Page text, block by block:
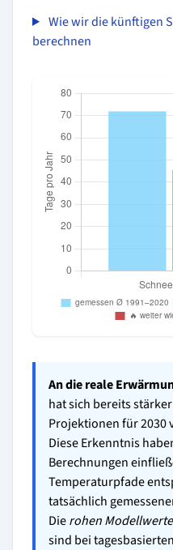
Wie wir die künftigen
berechnen
An die reale
hat sich bereits
Projektionen für 2030
Diese Erkenntnis
Berechnungen
Temperaturpfade
tatsächlich
Dierohen Modellwerte
sind bei